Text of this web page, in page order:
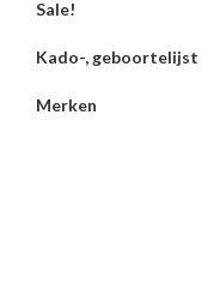
Sale!
Kado-, geboortelijst
Merken